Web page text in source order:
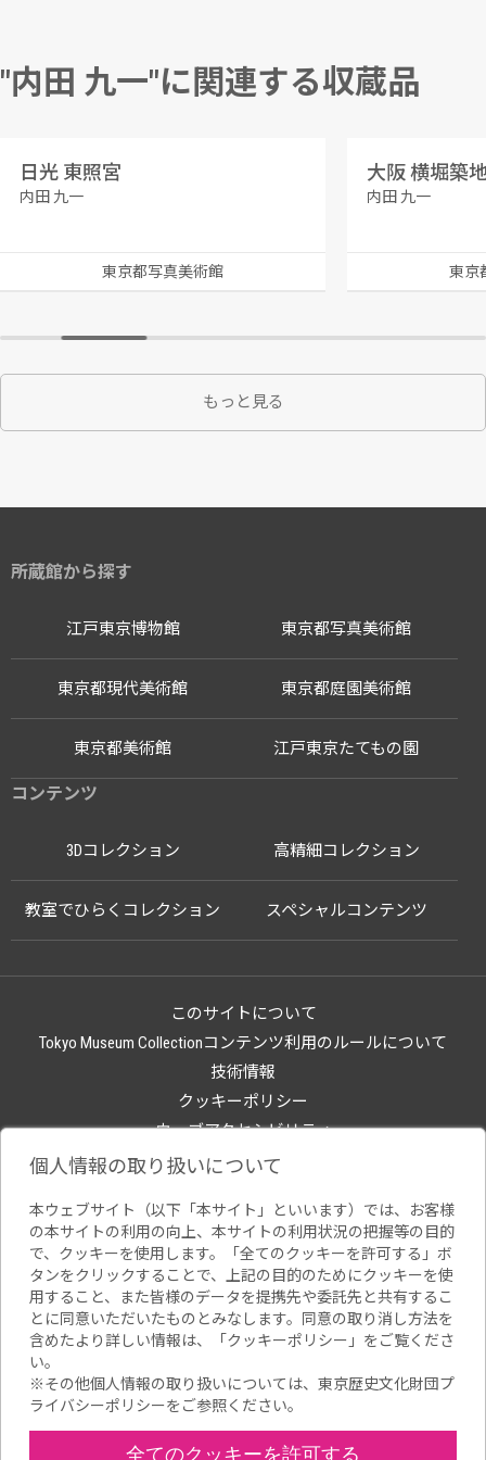
"内田 九一"に関連する収蔵品
日光 東照宮
内田 九一
東京都写真美術館
大阪 横堀築
内田 九一
東京
もっと見る
所蔵館から探す
江戸東京博物館
江戸東京たてもの園
東京都写真美術館
東京都現代美術館 東京都庭園美術館
東京都美術館
コンテンツ
3Dコレクション 高精細コレクション
教室でひらくコレクション スペシャルコンテンツ
このサイトについて
Tokyo Museum Collectionコンテンツ利用のルールについて
技術情報
クッキーポリシー
ウェブアクセシビリティ
関連サイト
個人情報の取り扱いについて
本ウェブサイト（以下「本サイト」といいます）では、お客様
の本サイトの利用の向上、本サイトの利用状況の把握等の目的
で、クッキーを使用します。「全てのクッキーを許可する」ボ
タンをクリックすることで、上記の目的のためにクッキーを使
用すること、また皆様のデータを提携先や委託先と共有するこ
とに同意いただいたものとみなします。同意の取り消し方法を
含めたより詳しい情報は、「 クッキーポリシー 」をご覧くださ
い。
※その他個人情報の取り扱いについては、 東京歴史文化財団プ
ライバシーポリシーをご参照ください。
全てのクッキーを許可する